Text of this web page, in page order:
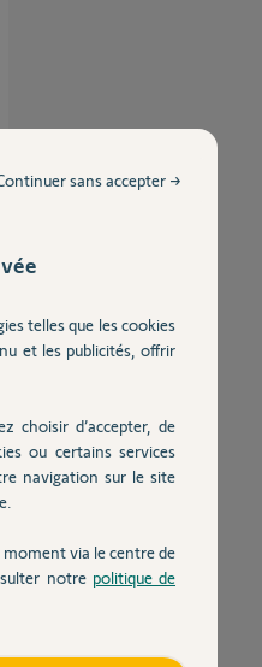
telles que les cookies
et les publicités, offrir
choisir d’accepter, de
ou certains services
navigation sur le site
via le centre de
notre politique de
sans accepter →